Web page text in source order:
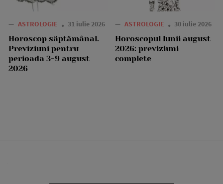
— ASTROLOGIE 31 iulie 2026
Horoscop săptămânal.
Previziuni pentru
perioada 3-9 august
2026
— ASTROLOGIE 30 iulie 2026
Horoscopul lunii august
2026: previziuni
complete